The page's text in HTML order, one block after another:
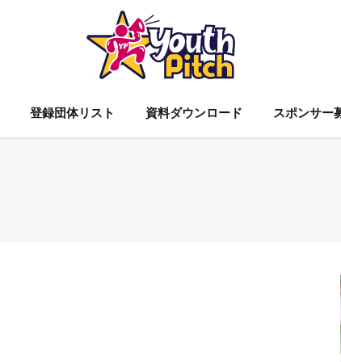
登録団体リスト 資料ダウンロード スポンサー